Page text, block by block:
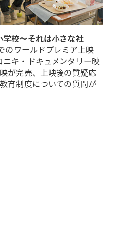
学校〜それは⼩さな社
のワールドプレミア上映
キ・ドキュメンタリー映
が完売、上映後の質疑応
育制度についての質問が